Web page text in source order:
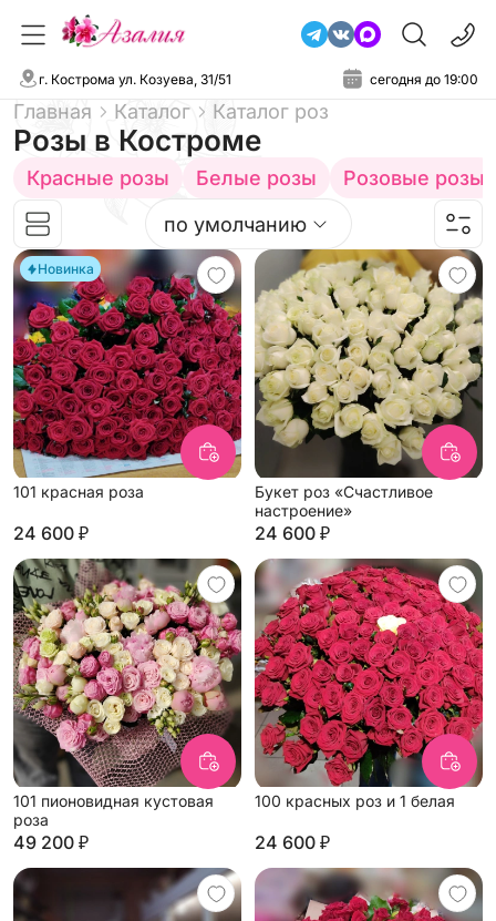
г. Кострома ул. Козуева, 31/51 сегодня до 19:00
Главная Каталог Каталог роз
Розы в Костроме
Красные розы Белые розы
Розовые розы
по умолчанию
Новинка
101 красная роза
24 600 ₽
Букет роз «Счастливое
настроение»
24 600 ₽
101 пионовидная кустовая
роза
49 200 ₽
100 красных роз и 1 белая
24 600 ₽